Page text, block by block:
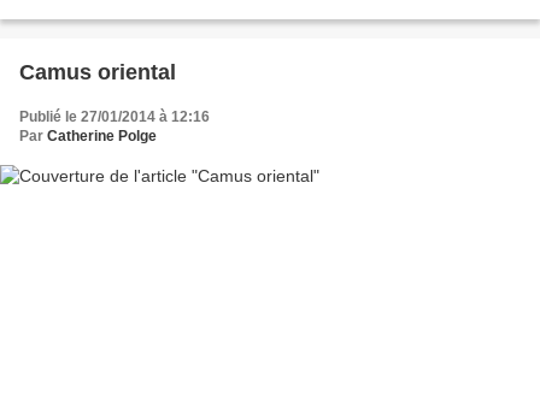
Camus oriental
Publié le 27/01/2014 à 12:16
Par Catherine Polge